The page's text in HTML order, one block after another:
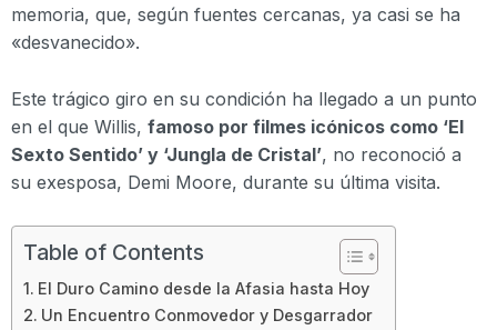
memoria, que, según fuentes cercanas, ya casi se ha
«desvanecido».
Este trágico giro en su condición ha llegado a un punto
en el que Willis, famoso por filmes icónicos como ‘El
Sexto Sentido’ y ‘Jungla de Cristal’, no reconoció a
su exesposa, Demi Moore, durante su última visita.
Table of Contents
El Duro Camino desde la Afasia hasta Hoy
Un Encuentro Conmovedor y Desgarrador